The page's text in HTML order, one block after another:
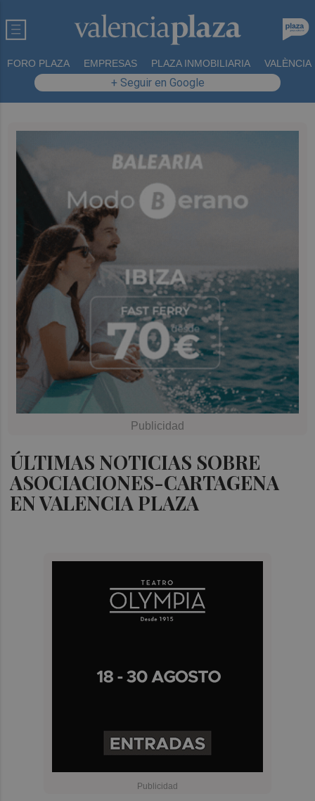
FORO PLAZA EMPRESAS PLAZA INMOBILIARIA VALÈNCIA
+ Seguir en Google
ÚLTIMAS NOTICIAS SOBRE
ASOCIACIONES-CARTAGENA
EN VALENCIA PLAZA